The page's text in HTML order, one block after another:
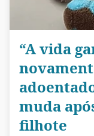
“A vida
muda
filhote